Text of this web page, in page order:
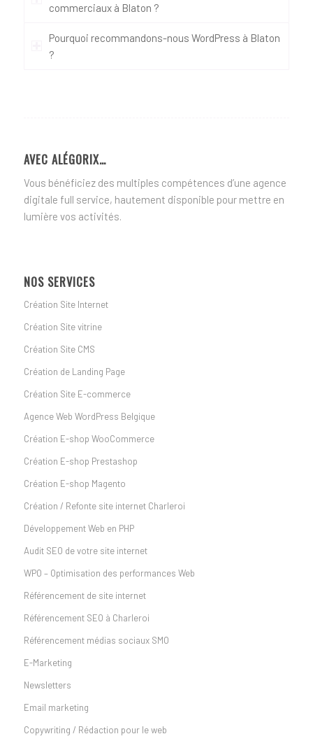
commerciaux à Blaton ?
Pourquoi recommandons-nous WordPress à Blaton
?
AVEC ALÉGORIX…
Vous bénéficiez des multiples compétences d’une agence
digitale full service, hautement disponible pour mettre en
lumière vos activités.
NOS SERVICES
Création Site Internet
Création Site vitrine
Création Site CMS
Création de Landing Page
Création Site E-commerce
Agence Web WordPress Belgique
Création E-shop WooCommerce
Création E-shop Prestashop
Création E-shop Magento
Création / Refonte site internet Charleroi
Développement Web en PHP
Audit SEO de votre site internet
WPO – Optimisation des performances Web
Référencement de site internet
Référencement SEO à Charleroi
Référencement médias sociaux SMO
E-Marketing
Newsletters
Email marketing
Copywriting / Rédaction pour le web